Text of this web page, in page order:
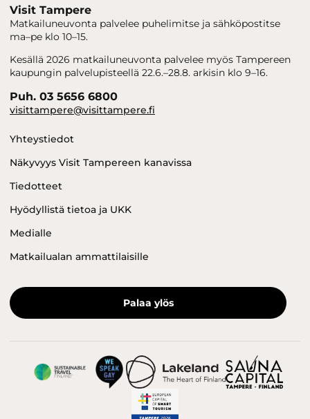
Visit Tampere
Matkailuneuvonta palvelee puhelimitse ja sähköpostitse
ma–pe klo 10–15.
Kesällä 2026 matkailuneuvonta palvelee myös Tampereen
kaupungin palvelupisteellä 22.6.–28.8. arkisin klo 9–16.
Puh. 03 5656 6800
visittampere@visittampere.fi
Yhteystiedot
Näkyvyys Visit Tampereen kanavissa
Tiedotteet
Hyödyllistä tietoa ja UKK
Medialle
Matkailualan ammattilaisille
Palaa ylös